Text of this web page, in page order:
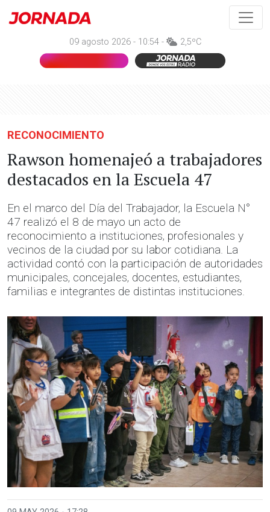
09 agosto 2026 - 10:54 - 2,5ºC
RECONOCIMIENTO
Rawson homenajeó a trabajadores
destacados en la Escuela 47
En el marco del Día del Trabajador, la Escuela N°
47 realizó el 8 de mayo un acto de
reconocimiento a instituciones, profesionales y
vecinos de la ciudad por su labor cotidiana. La
actividad contó con la participación de autoridades
municipales, concejales, docentes, estudiantes,
familias e integrantes de distintas instituciones.